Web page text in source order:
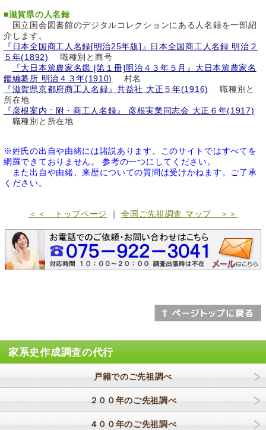
■滋賀県の人名録
国立国会図書館のデジタルコレクションにある人名録を一部紹
介します。
『日本全国商工人名録[明治25年版]』日本全国商工人名録 明治２
５年(1892)
職種別と商号
『大日本篤農家名鑑 [第１冊]明治４３年５月』大日本篤農家名
鑑編纂所 明治４３年(1910)
村名
『滋賀県京都府商工人名録』共益社 大正５年(1916)
職種別と
所在地
『彦根案内 : 附・商工人名録』 彦根実業同志会 大正６年(1917)
職種別と所在地
※姓氏の出自や由緒には諸説あります。このサイトではすべてを
網羅できておりません。 参考の一つにしてください。
また出自や由緒、来歴についての質問は受けかねます。ご了承
ください。
＜＜ トップページ ｜全国ご先祖調査 マップ ＞＞
家系史作成調査の代行
戸籍でのご先祖調べ
２００年のご先祖調べ
４００年のご先祖調べ